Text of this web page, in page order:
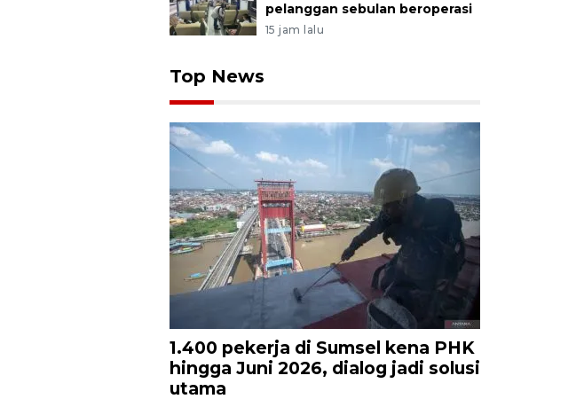
pelanggan sebulan beroperasi
15 jam lalu
Top News
1.400 pekerja di Sumsel kena PHK
hingga Juni 2026, dialog jadi solusi
utama